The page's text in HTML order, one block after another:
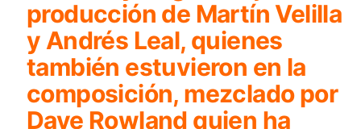
producción de Martín Velilla
y Andrés Leal, quienes
también estuvieron en la
composición, mezclado por
Dave Rowland quien ha